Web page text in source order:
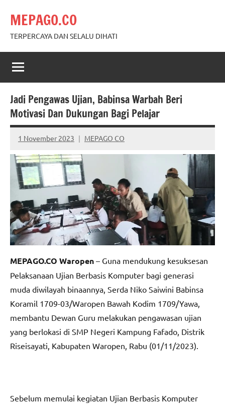
content
MEPAGO.CO
TERPERCAYA DAN SELALU DIHATI
Jadi Pengawas Ujian, Babinsa Warbah Beri
Motivasi Dan Dukungan Bagi Pelajar
1 November 2023 MEPAGO CO
No
comments
MEPAGO.CO Waropen – Guna mendukung kesuksesan
Pelaksanaan Ujian Berbasis Komputer bagi generasi
muda diwilayah binaannya, Serda Niko Saiwini Babinsa
Koramil 1709-03/Waropen Bawah Kodim 1709/Yawa,
membantu Dewan Guru melakukan pengawasan ujian
yang berlokasi di SMP Negeri Kampung Fafado, Distrik
Riseisayati, Kabupaten Waropen, Rabu (01/11/2023).
Sebelum memulai kegiatan Ujian Berbasis Komputer